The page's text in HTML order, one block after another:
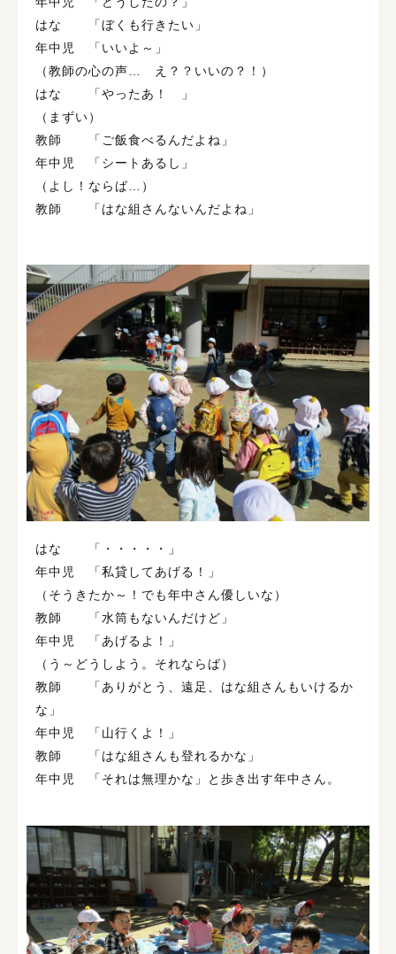
はな 「ぼくも行きたい」
年中児 「いいよ～」
（教師の心の声… え？？いいの？！）
はな 「やったあ！ 」
（まずい）
教師 「ご飯食べるんだよね」
年中児 「シートあるし」
（よし！ならば…）
教師 「はな組さんないんだよね」
はな 「・・・・・」
年中児 「私貸してあげる！」
（そうきたか～！でも年中さん優しいな）
教師 「水筒もないんだけど」
年中児 「あげるよ！」
（う～どうしよう。それならば）
教師 「ありがとう、遠足、はな組さんもいけるか
な」
年中児 「山行くよ！」
教師 「はな組さんも登れるかな」
年中児 「それは無理かな」と歩き出す年中さん。